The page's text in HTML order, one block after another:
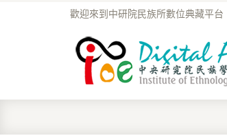
歡迎來到中研院民族所數位典藏平台